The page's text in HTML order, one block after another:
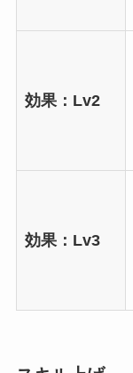
効果：Lv2
効果：Lv3